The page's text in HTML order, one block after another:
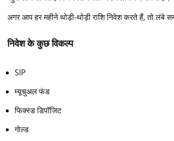
अगर आप हर महीने थोड़ी-थोड़ी राशि निवेश करते हैं, तो लंबे
निवेश के कुछ विकल्प
SIP
म्यूचुअल फंड
फिक्स्ड डिपॉजिट
गोल्ड